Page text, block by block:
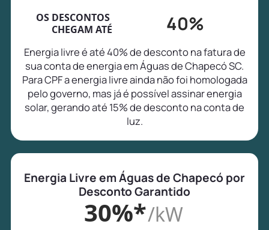
OS DESCONTOS
CHEGAM ATÉ
40%
Energia livre é até 40% de desconto na fatura de
sua conta de energia em Águas de Chapecó SC.
Para CPF a energia livre ainda não foi homologada
pelo governo, mas já é possível assinar energia
solar, gerando até 15% de desconto na conta de
luz.
Energia Livre em Águas de Chapecó por
Desconto Garantido
30%*/kW